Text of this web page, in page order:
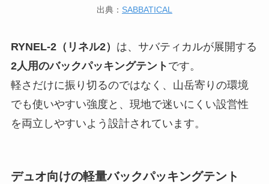
出典： SABBATICAL
RYNEL-2（リネル2） は、サバティカルが展開する
2人用のバックパッキングテント です。
軽さだけに振り切るのではなく、山岳寄りの環境
でも使いやすい強度と、現地で迷いにくい設営性
を両立しやすいよう設計されています。
デュオ向けの軽量バックパッキングテント